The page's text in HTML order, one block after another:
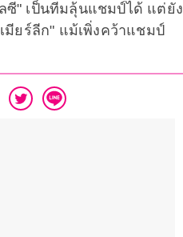
ซี" เป็นทีมลุ้นแชมป์ได้ แต่ยัง
มียร์ลีก" แม้เพิ่งคว้าแชมป์